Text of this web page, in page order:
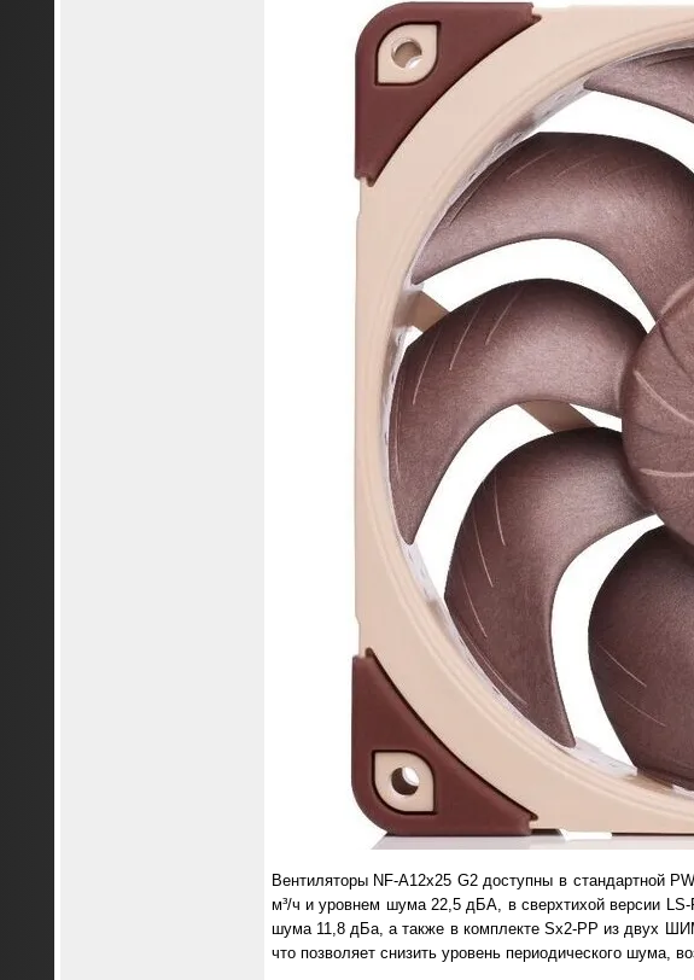
Вентиляторы NF-A12x25 G2 доступны в стандартной
м³/ч и уровнем шума 22,5 дБА, в сверхтихой версии
шума 11,8 дБа, а также в комплекте Sx2-PP из двух
что позволяет снизить уровень периодического шума,